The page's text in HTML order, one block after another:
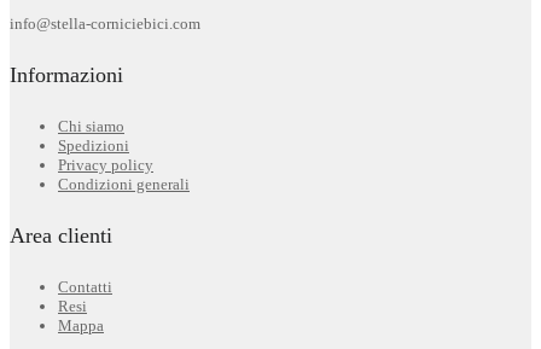
info@stella-corniciebici.com
Informazioni
Chi siamo
Spedizioni
Privacy policy
Condizioni generali
Area clienti
Contatti
Resi
Mappa